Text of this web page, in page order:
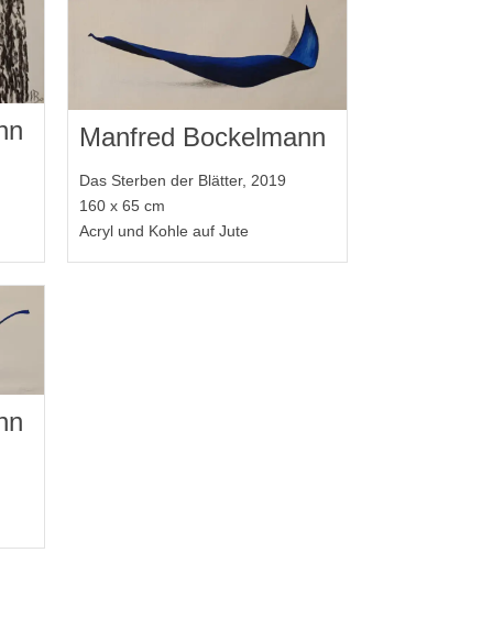
Manfred Bockelmann
Das Sterben der Blätter, 2019
160 x 65 cm
Acryl und Kohle auf Jute